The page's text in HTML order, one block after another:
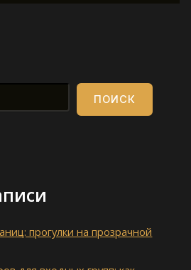
ПОИСК
прогулки на прозрачной